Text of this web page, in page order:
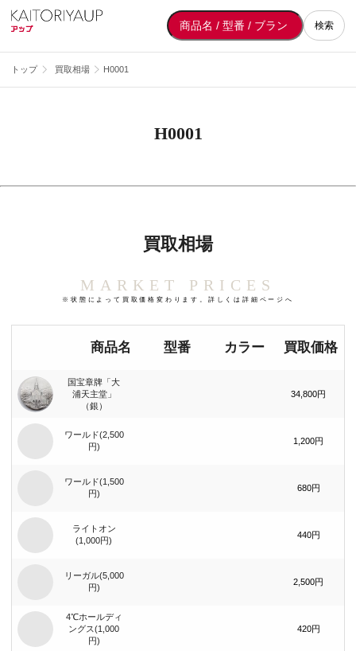
検索
トップ 買取相場 H0001
H0001
買取相場
MARKET PRICES
※状態によって買取価格変わります。詳しくは詳細ページへ
商品名 型番 カラー 買取価格
国宝章牌「大
浦天主堂」
（銀）
34,800円
ワールド(2,500
円)
1,200円
ワールド(1,500
円)
680円
ライトオン
(1,000円)
440円
リーガル(5,000
円)
2,500円
4℃ホールディ
ングス(1,000
円)
420円